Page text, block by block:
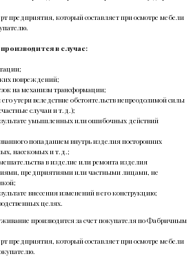
предприятия, который составляет при осмотре мебели
в случае:
повреждений;
на механизм трансформации;
утери вследствие обстоятельств непреодолимой силы
случаи и т.д.);
умышленных или ошибочных действий
попаданием внутрь изделия посторонних
насекомых и т.д.;
в изделие или ремонта изделия
предприятиями или частными лицами, не
внесения изменений в его конструкцию;
целях.
производится за счет покупателя по Фабричным
предприятия, который составляет при осмотре мебели